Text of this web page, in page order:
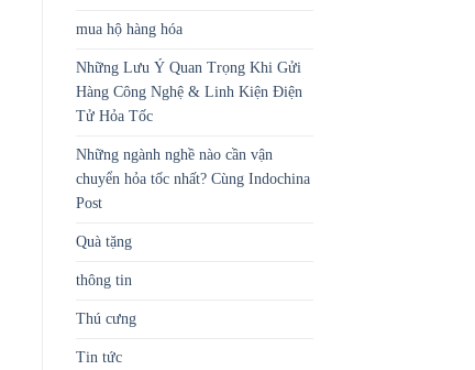
mua hộ hàng hóa
Những Lưu Ý Quan Trọng Khi Gửi
Hàng Công Nghệ & Linh Kiện Điện
Tử Hỏa Tốc
Những ngành nghề nào cần vận
chuyển hỏa tốc nhất? Cùng Indochina
Post
Quà tặng
thông tin
Thú cưng
Tin tức